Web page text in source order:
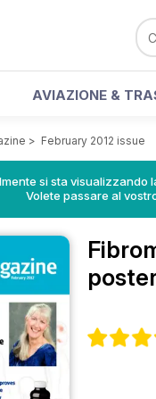
AVIAZIONE &
> February 2012 issue
si sta visualizzando
Volete passare al